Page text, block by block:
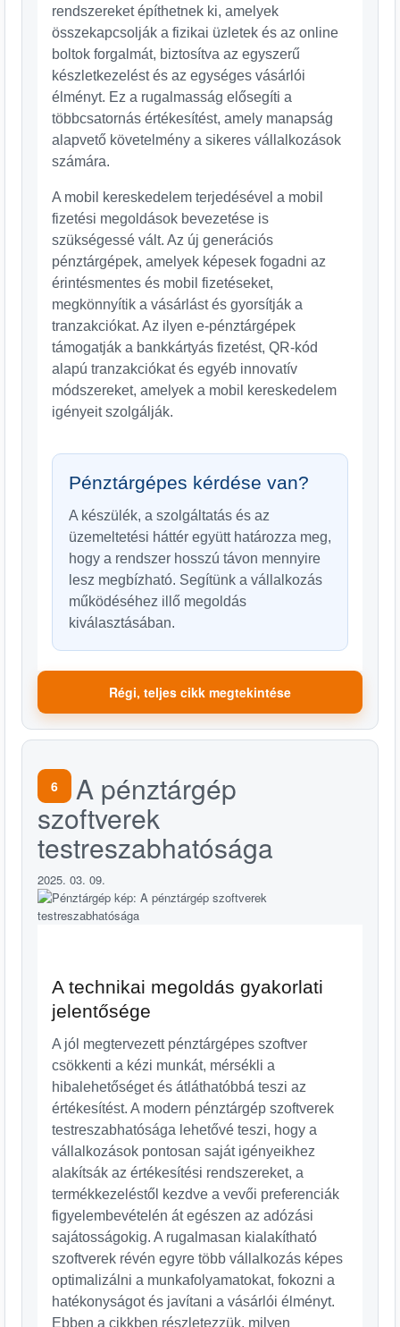
rendszereket építhetnek ki, amelyek
összekapcsolják a fizikai üzletek és az online
boltok forgalmát, biztosítva az egyszerű
készletkezelést és az egységes vásárlói
élményt. Ez a rugalmasság elősegíti a
többcsatornás értékesítést, amely manapság
alapvető követelmény a sikeres vállalkozások
számára.
A mobil kereskedelem terjedésével a mobil
fizetési megoldások bevezetése is
szükségessé vált. Az új generációs
pénztárgépek, amelyek képesek fogadni az
érintésmentes és mobil fizetéseket,
megkönnyítik a vásárlást és gyorsítják a
tranzakciókat. Az ilyen e-pénztárgépek
támogatják a bankkártyás fizetést, QR-kód
alapú tranzakciókat és egyéb innovatív
módszereket, amelyek a mobil kereskedelem
igényeit szolgálják.
Pénztárgépes kérdése van?
A készülék, a szolgáltatás és az
üzemeltetési háttér együtt határozza meg,
hogy a rendszer hosszú távon mennyire
lesz megbízható. Segítünk a vállalkozás
működéséhez illő megoldás
kiválasztásában.
Régi, teljes cikk megtekintése
6 A pénztárgép
szoftverek
testreszabhatósága
2025. 03. 09.
A technikai megoldás gyakorlati
jelentősége
A jól megtervezett pénztárgépes szoftver
csökkenti a kézi munkát, mérsékli a
hibalehetőséget és átláthatóbbá teszi az
értékesítést. A modern pénztárgép szoftverek
testreszabhatósága lehetővé teszi, hogy a
vállalkozások pontosan saját igényeikhez
alakítsák az értékesítési rendszereket, a
termékkezeléstől kezdve a vevői preferenciák
figyelembevételén át egészen az adózási
sajátosságokig. A rugalmasan kialakítható
szoftverek révén egyre több vállalkozás képes
optimalizálni a munkafolyamatokat, fokozni a
hatékonyságot és javítani a vásárlói élményt.
Ebben a cikkben részletezzük, milyen